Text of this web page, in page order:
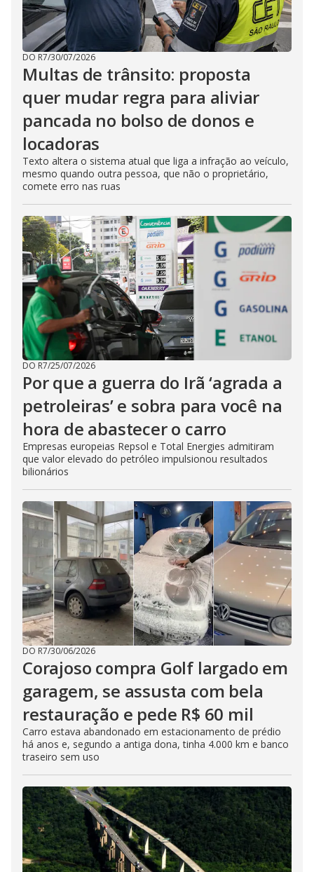
DO R7/30/07/2026
Multas de trânsito: proposta
quer mudar regra para aliviar
pancada no bolso de donos e
locadoras
Texto altera o sistema atual que liga a infração ao veículo,
mesmo quando outra pessoa, que não o proprietário,
comete erro nas ruas
DO R7/25/07/2026
Por que a guerra do Irã ‘agrada a
petroleiras’ e sobra para você na
hora de abastecer o carro
Empresas europeias Repsol e Total Energies admitiram
que valor elevado do petróleo impulsionou resultados
bilionários
DO R7/30/06/2026
Corajoso compra Golf largado em
garagem, se assusta com bela
restauração e pede R$ 60 mil
Carro estava abandonado em estacionamento de prédio
há anos e, segundo a antiga dona, tinha 4.000 km e banco
traseiro sem uso